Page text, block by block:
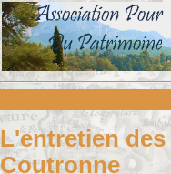
L'entretien
Coutronne